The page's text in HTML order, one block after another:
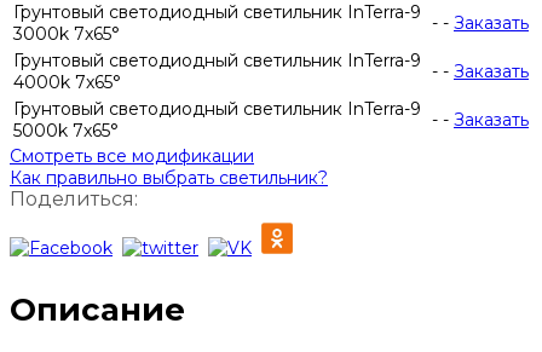
Грунтовый светодиодный светильник InTerra-9
3000k 7x65°
- - Заказать
Грунтовый светодиодный светильник InTerra-9
4000k 7x65°
- - Заказать
Грунтовый светодиодный светильник InTerra-9
5000k 7x65°
- - Заказать
Смотреть все модификации
Как правильно выбрать светильник?
Поделиться:
Описание